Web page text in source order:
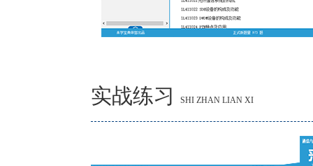
实战练习 SHI ZHAN LIAN XI